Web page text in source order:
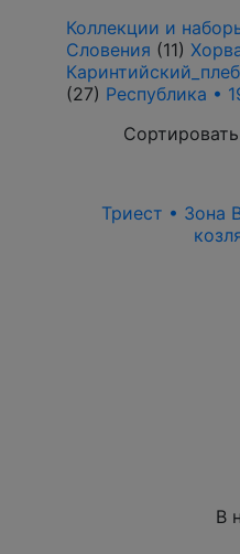
Коллекции и
Словения (11)
(27) Республика •
Триест • Зона
В